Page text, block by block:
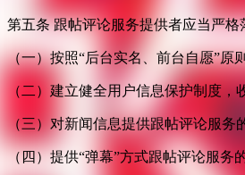
第五条 跟帖评论服务提供者应当严格
（一）按照“后台实名、前台自愿”原
（二）建立健全用户信息保护制度
（三）对新闻信息提供跟帖评论服务
（四）提供“弹幕”方式跟帖评论服